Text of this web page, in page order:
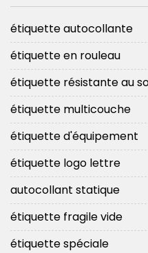
étiquette autocollante
étiquette en rouleau
étiquette résistante au
étiquette multicouche
étiquette d'équipement
étiquette logo lettre
autocollant statique
étiquette fragile vide
étiquette spéciale